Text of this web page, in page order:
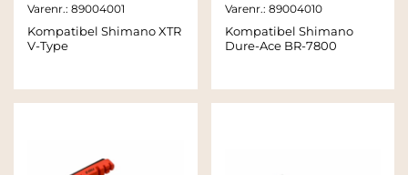
Varenr.: 89004001
Kompatibel Shimano XTR
V-Type
Varenr.: 89004010
Kompatibel Shimano
Dure-Ace BR-7800